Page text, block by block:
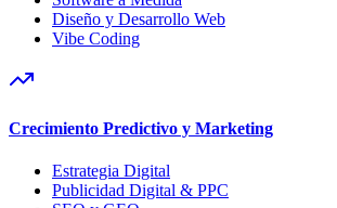
Diseño y Desarrollo Web
Vibe Coding
Crecimiento Predictivo y Marketing
Estrategia Digital
Publicidad Digital & PPC